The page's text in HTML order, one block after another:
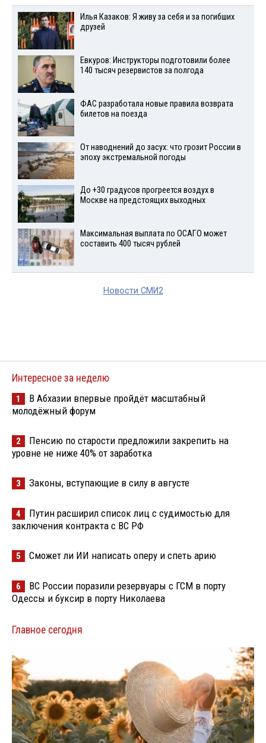
Илья Казаков: Я живу за себя и за погибших
друзей
Евкуров: Инструкторы подготовили более
140 тысяч резервистов за полгода
ФАС разработала новые правила возврата
билетов на поезда
От наводнений до засух: что грозит России в
эпоху экстремальной погоды
До +30 градусов прогреется воздух в
Москве на предстоящих выходных
Максимальная выплата по ОСАГО может
составить 400 тысяч рублей
Новости СМИ2
Интересное за неделю
1
В Абхазии впервые пройдёт масштабный
молодёжный форум
2
Пенсию по старости предложили закрепить на
уровне не ниже 40% от заработка
3 Законы, вступающие в силу в августе
4
Путин расширил список лиц с судимостью для
заключения контракта с ВС РФ
5 Сможет ли ИИ написать оперу и спеть арию
6
ВС России поразили резервуары с ГСМ в порту
Одессы и буксир в порту Николаева
Главное сегодня